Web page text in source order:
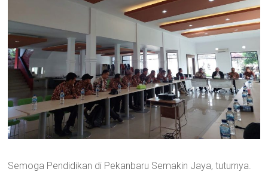
Semoga Pendidikan di Pekanbaru Semakin Jaya, tuturnya.